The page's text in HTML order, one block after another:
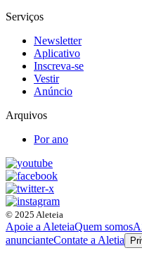
Serviços
Newsletter
Aplicativo
Inscreva-se
Vestir
Anúncio
Arquivos
Por ano
© 2025 Aleteia
Apoie a AleteiaQuem somos
anuncianteContate a Aletia